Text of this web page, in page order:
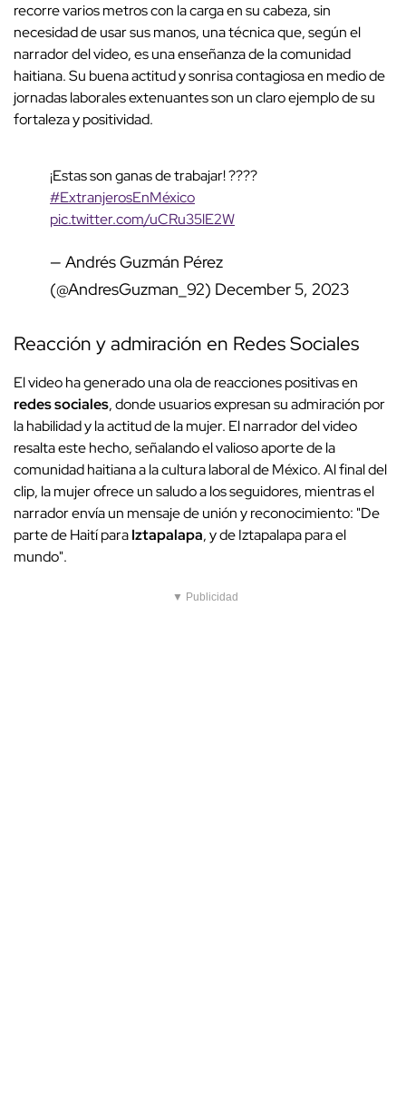
recorre varios metros con la carga en su cabeza, sin
necesidad de usar sus manos, una técnica que, según el
narrador del video, es una enseñanza de la comunidad
haitiana. Su buena actitud y sonrisa contagiosa en medio de
jornadas laborales extenuantes son un claro ejemplo de su
fortaleza y positividad.
¡Estas son ganas de trabajar! ????
#ExtranjerosEnMéxico
pic.twitter.com/uCRu35lE2W
— Andrés Guzmán Pérez
(@AndresGuzman_92) December 5, 2023
Reacción y admiración en Redes Sociales
El video ha generado una ola de reacciones positivas en
redes sociales, donde usuarios expresan su admiración por
la habilidad y la actitud de la mujer. El narrador del video
resalta este hecho, señalando el valioso aporte de la
comunidad haitiana a la cultura laboral de México. Al final del
clip, la mujer ofrece un saludo a los seguidores, mientras el
narrador envía un mensaje de unión y reconocimiento: "De
parte de Haití paraIztapalapa, y de Iztapalapa para el
mundo".
▼ Publicidad